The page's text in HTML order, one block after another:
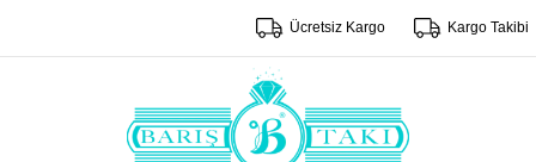
Ücretsiz Kargo Kargo Takibi